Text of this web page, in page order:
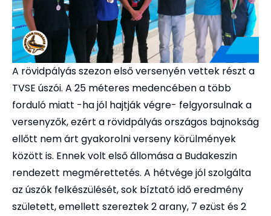
A rövidpályás szezon első versenyén vettek részt a
TVSE úszói. A 25 méteres medencében a több
forduló miatt -ha jól hajtják végre- felgyorsulnak a
versenyzők, ezért a rövidpályás országos bajnokság
ellőtt nem árt gyakorolni verseny körülmények
között is. Ennek volt első állomása a Budakeszin
rendezett megmérettetés. A hétvége jól szolgálta
az úszók felkészülését, sok bíztató idő eredmény
született, emellett szereztek 2 arany, 7 ezüst és 2